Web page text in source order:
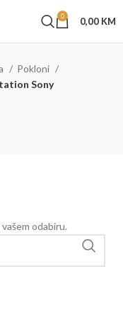
0 0,00 KM
Pokloni
Sony
odabiru.